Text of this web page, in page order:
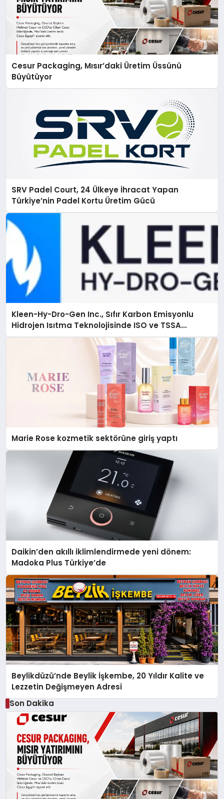
Cesur Packaging, Mısır’daki Üretim Üssünü
Büyütüyor
SRV Padel Court, 24 Ülkeye İhracat Yapan
Türkiye’nin Padel Kortu Üretim Gücü
Kleen-Hy-Dro-Gen Inc., Sıfır Karbon Emisyonlu
Hidrojen Isıtma Teknolojisinde ISO ve TSSA
Düzenleyici Onaylarını Aldı
Marie Rose kozmetik sektörüne giriş yaptı
Daikin’den akıllı iklimlendirmede yeni dönem:
Madoka Plus Türkiye’de
Beylikdüzü’nde Beylik İşkembe, 20 Yıldır Kalite ve
Lezzetin Değişmeyen Adresi
Son Dakika